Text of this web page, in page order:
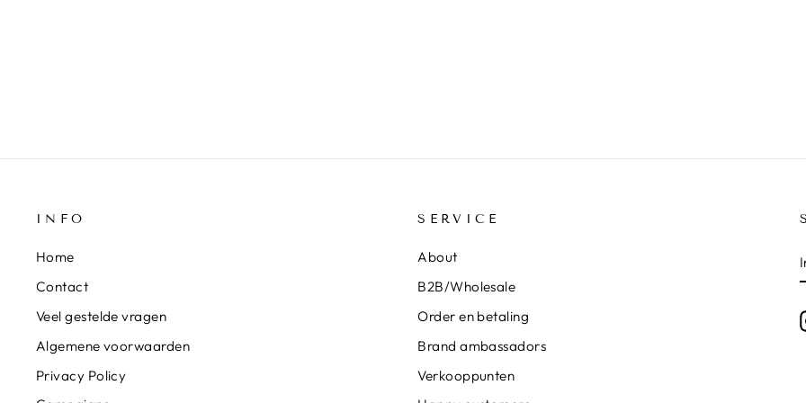
INFO
Home
Contact
Veel gestelde vragen
Algemene voorwaarden
Privacy Policy
SERVICE
About
B2B/Wholesale
Order en betaling
Brand ambassadors
Verkooppunten